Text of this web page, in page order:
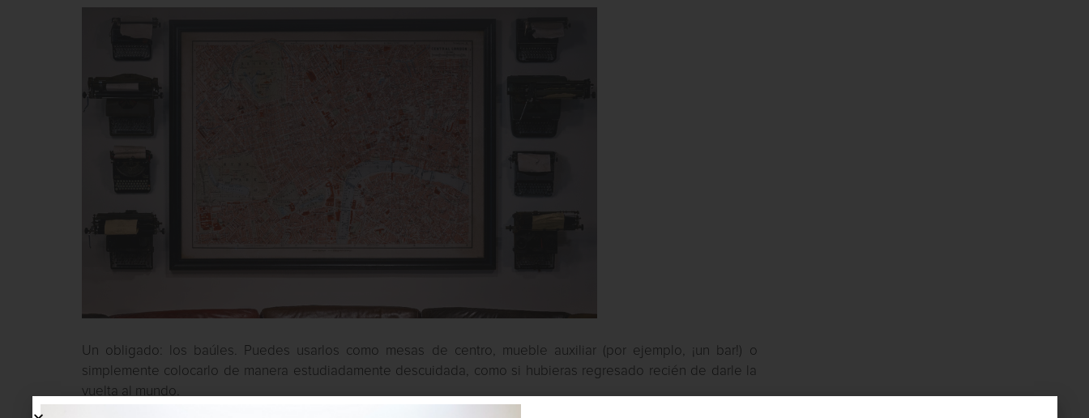
Un obligado: los baúles. Puedes usarlos como mesas de centro, mueble auxiliar (por ejemplo, ¡un bar!) o
simplemente colocarlo de manera estudiadamente descuidada, como si hubieras regresado recién de darle la
vuelta al mundo.